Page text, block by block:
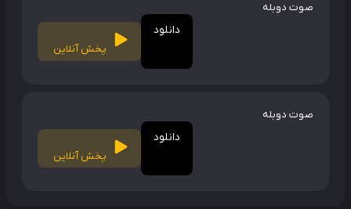
صوت دوبله
دانلود
پخش آنلاین
صوت دوبله
دانلود
پخش آنلاین